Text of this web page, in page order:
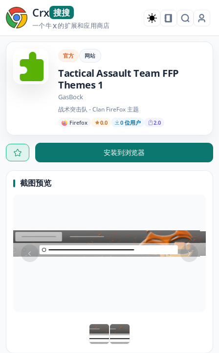
Crx 搜搜
一个牛X的扩展和应用商店
官方 网站
Tactical Assault Team FFP
Themes 1
GasBock
战术突击队 - Clan FireFox 主题
Firefox 0.0 0 位用户 2.0
安装到浏览器
截图预览